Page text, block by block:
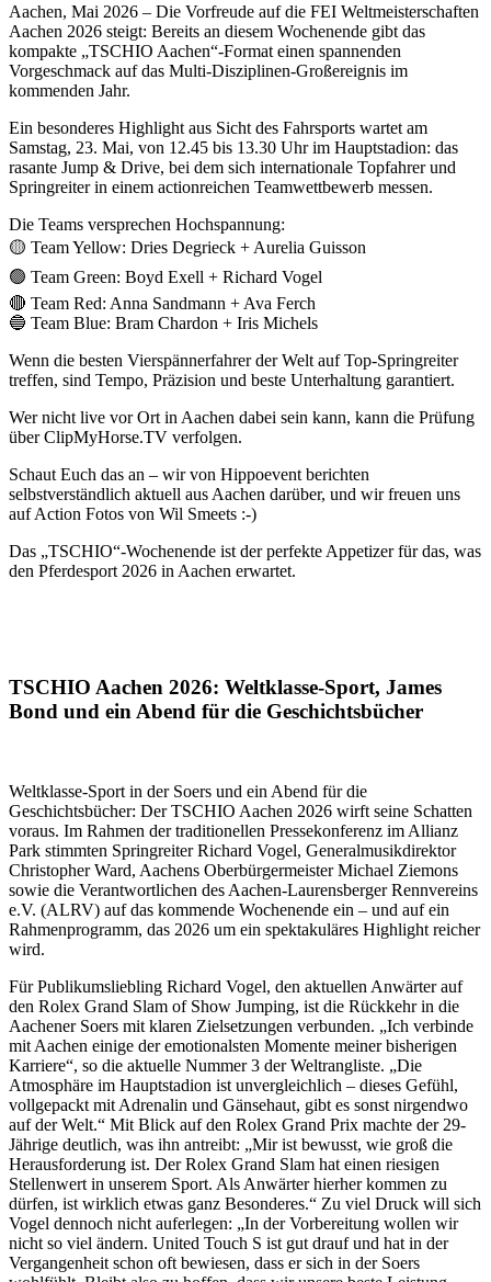
Aachen, Mai 2026 – Die Vorfreude auf die FEI Weltmeisterschaften
Aachen 2026 steigt: Bereits an diesem Wochenende gibt das
kompakte „TSCHIO Aachen“-Format einen spannenden
Vorgeschmack auf das Multi-Disziplinen-Großereignis im
kommenden Jahr.
Ein besonderes Highlight aus Sicht des Fahrsports wartet am
Samstag, 23. Mai, von 12.45 bis 13.30 Uhr im Hauptstadion: das
rasante Jump & Drive, bei dem sich internationale Topfahrer und
Springreiter in einem actionreichen Teamwettbewerb messen.
Die Teams versprechen Hochspannung:
🟡 Team Yellow: Dries Degrieck + Aurelia Guisson
🟢 Team Green: Boyd Exell + Richard Vogel
🔴 Team Red: Anna Sandmann + Ava Ferch
🔵 Team Blue: Bram Chardon + Iris Michels
Wenn die besten Vierspännerfahrer der Welt auf Top-Springreiter
treffen, sind Tempo, Präzision und beste Unterhaltung garantiert.
Wer nicht live vor Ort in Aachen dabei sein kann, kann die Prüfung
über ClipMyHorse.TV verfolgen.
Schaut Euch das an – wir von Hippoevent berichten
selbstverständlich aktuell aus Aachen darüber, und wir freuen uns
auf Action Fotos von Wil Smeets :-)
Das „TSCHIO“-Wochenende ist der perfekte Appetizer für das, was
den Pferdesport 2026 in Aachen erwartet.
TSCHIO Aachen 2026: Weltklasse-Sport, James
Bond und ein Abend für die Geschichtsbücher
Weltklasse-Sport in der Soers und ein Abend für die
Geschichtsbücher: Der TSCHIO Aachen 2026 wirft seine Schatten
voraus. Im Rahmen der traditionellen Pressekonferenz im Allianz
Park stimmten Springreiter Richard Vogel, Generalmusikdirektor
Christopher Ward, Aachens Oberbürgermeister Michael Ziemons
sowie die Verantwortlichen des Aachen-Laurensberger Rennvereins
e.V. (ALRV) auf das kommende Wochenende ein – und auf ein
Rahmenprogramm, das 2026 um ein spektakuläres Highlight reicher
wird.
Für Publikumsliebling Richard Vogel, den aktuellen Anwärter auf
den Rolex Grand Slam of Show Jumping, ist die Rückkehr in die
Aachener Soers mit klaren Zielsetzungen verbunden. „Ich verbinde
mit Aachen einige der emotionalsten Momente meiner bisherigen
Karriere“, so die aktuelle Nummer 3 der Weltrangliste. „Die
Atmosphäre im Hauptstadion ist unvergleichlich – dieses Gefühl,
vollgepackt mit Adrenalin und Gänsehaut, gibt es sonst nirgendwo
auf der Welt.“ Mit Blick auf den Rolex Grand Prix machte der 29-
Jährige deutlich, was ihn antreibt: „Mir ist bewusst, wie groß die
Herausforderung ist. Der Rolex Grand Slam hat einen riesigen
Stellenwert in unserem Sport. Als Anwärter hierher kommen zu
dürfen, ist wirklich etwas ganz Besonderes.“ Zu viel Druck will sich
Vogel dennoch nicht auferlegen: „In der Vorbereitung wollen wir
nicht so viel ändern. United Touch S ist gut drauf und hat in der
Vergangenheit schon oft bewiesen, dass er sich in der Soers